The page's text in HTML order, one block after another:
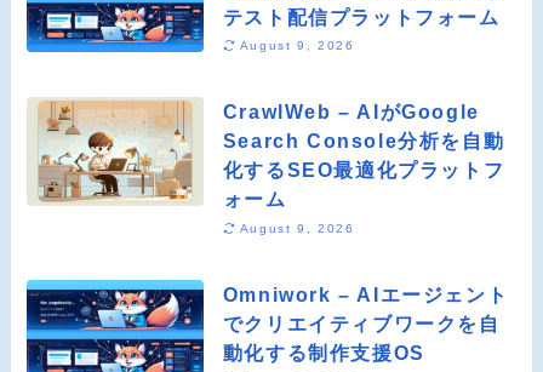
テスト配信プラットフォーム
August 9, 2026
CrawlWeb – AIがGoogle
Search Console分析を自動
化するSEO最適化プラットフ
ォーム
August 9, 2026
Omniwork – AIエージェント
でクリエイティブワークを自
動化する制作支援OS